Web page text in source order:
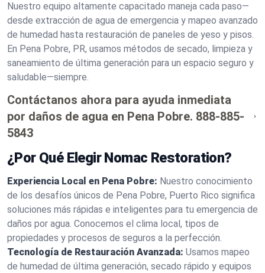
Nuestro equipo altamente capacitado maneja cada paso—
desde extracción de agua de emergencia y mapeo avanzado
de humedad hasta restauración de paneles de yeso y pisos.
En Pena Pobre, PR, usamos métodos de secado, limpieza y
saneamiento de última generación para un espacio seguro y
saludable—siempre.
Contáctanos ahora para ayuda inmediata
por daños de agua en Pena Pobre. 888-885-
5843
¿Por Qué Elegir Nomac Restoration?
Experiencia Local en Pena Pobre: Nuestro conocimiento
de los desafíos únicos de Pena Pobre, Puerto Rico significa
soluciones más rápidas e inteligentes para tu emergencia de
daños por agua. Conocemos el clima local, tipos de
propiedades y procesos de seguros a la perfección.
Tecnología de Restauración Avanzada: Usamos mapeo
de humedad de última generación, secado rápido y equipos